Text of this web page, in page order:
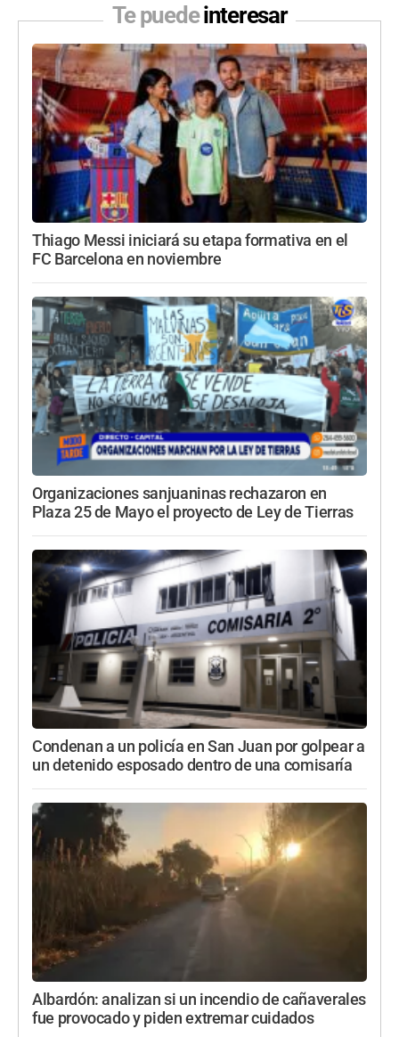
Te puedeinteresar
Thiago Messi iniciará su etapa formativa en el
FC Barcelona en noviembre
Organizaciones sanjuaninas rechazaron en
Plaza 25 de Mayo el proyecto de Ley de Tierras
Condenan a un policía en San Juan por golpear a
un detenido esposado dentro de una comisaría
Albardón: analizan si un incendio de cañaverales
fue provocado y piden extremar cuidados